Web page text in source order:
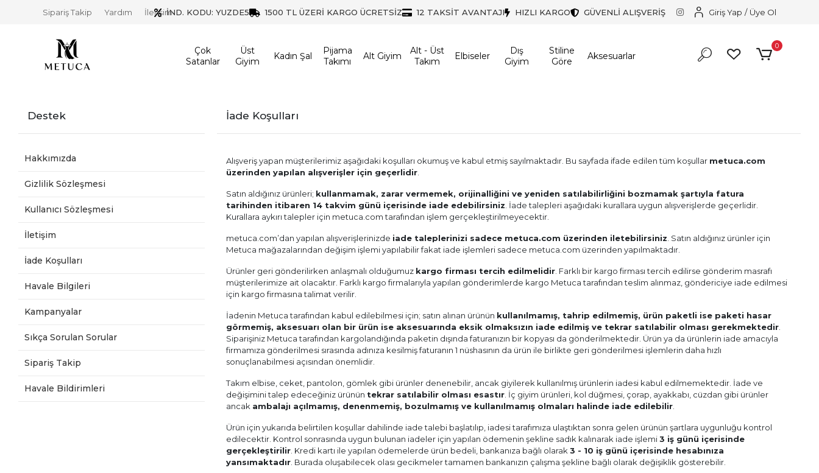
İND. KODU: YUZDE5 1500 TL ÜZERİ KARGO ÜCRETSİZ 12 TAKSİT AVANTAJI HIZLI KARGO GÜVENLİ ALIŞVERİŞ
Sipariş Takip Yardım İletişim Giriş Yap / Üye Ol
Çok
Satanlar
Üst
Giyim
Kadın Şal
Pijama
Takımı
Alt Giyim
Alt - Üst
Takım
Elbiseler
Dış
Giyim
Stiline
Göre
Aksesuarlar
0
Destek
Hakkımızda
Gizlilik Sözleşmesi
Kullanıcı Sözleşmesi
İletişim
İade Koşulları
Havale Bilgileri
Kampanyalar
Sıkça Sorulan Sorular
Sipariş Takip
Havale Bildirimleri
İade Koşulları
Alışveriş yapan müşterilerimiz aşağıdaki koşulları okumuş ve kabul etmiş sayılmaktadır. Bu sayfada ifade edilen tüm koşullar metuca.com
üzerinden yapılan alışverişler için geçerlidir
Satın aldığınız ürünleri; kullanmamak, zarar vermemek, orijinalliğini ve yeniden satılabilirliğini bozmamak şartıyla fatura
tarihinden itibaren 14 takvim günü içerisinde iade edebilirsiniz . İade talepleri aşağıdaki kurallara uygun alışverişlerde geçerlidir.
Kurallara aykırı talepler için metuca.com tarafından işlem gerçekleştirilmeyecektir.
metuca.com’dan yapılan alışverişlerinizde iade taleplerinizi sadece metuca.com üzerinden iletebilirsiniz . Satın aldığınız ürünler için
Metuca mağazalarından değişim işlemi yapılabilir fakat iade işlemleri sadece metuca.com üzerinden yapılmaktadır.
Ürünler geri gönderilirken anlaşmalı olduğumuz kargo firması tercih edilmelidir . Farklı bir kargo firması tercih edilirse gönderim masrafı
müşterilerimize ait olacaktır. Farklı kargo firmalarıyla yapılan gönderimlerde kargo Metuca tarafından teslim alınmaz, göndericiye iade edilmesi
için kargo firmasına talimat verilir.
İadenin Metuca tarafından kabul edilebilmesi için; satın alınan ürünün kullanılmamış, tahrip edilmemiş, ürün paketli ise paketi hasar
görmemiş, aksesuarı olan bir ürün ise aksesuarında eksik olmaksızın iade edilmiş ve tekrar satılabilir olması gerekmektedir
Siparişiniz Metuca tarafından kargolandığında paketin dışında faturanızın bir kopyası da gönderilmektedir. Ürün ya da ürünlerin iade amacıyla
firmamıza gönderilmesi sırasında adınıza kesilmiş faturanın 1 nüshasının da ürün ile birlikte geri gönderilmesi işlemlerin daha hızlı
sonuçlanabilmesi açısından önemlidir.
Takım elbise, ceket, pantolon, gömlek gibi ürünler denenebilir, ancak giyilerek kullanılmış ürünlerin iadesi kabul edilmemektedir. İade ve
değişimini talep edeceğiniz ürünün tekrar satılabilir olması esastır . İç giyim ürünleri, kol düğmesi, çorap, ayakkabı, cüzdan gibi ürünler
ancak ambalajı açılmamış, denenmemiş, bozulmamış ve kullanılmamış olmaları halinde iade edilebilir
Ürün için yukarıda belirtilen koşullar dahilinde iade talebi başlatılıp, iadesi tarafımıza ulaştıktan sonra gelen ürünün şartlara uygunluğu kontrol
edilecektir. Kontrol sonrasında uygun bulunan iadeler için yapılan ödemenin şekline sadık kalınarak iade işlemi3 iş günü içerisinde
gerçekleştirilir . Kredi kartı ile yapılan ödemelerde ürün bedeli, bankanıza bağlı olarak3 - 10 iş günü içerisinde hesabınıza
yansımaktadır . Burada oluşabilecek olası gecikmeler tamamen bankanızın çalışma şekline bağlı olarak değişiklik gösterebilir.